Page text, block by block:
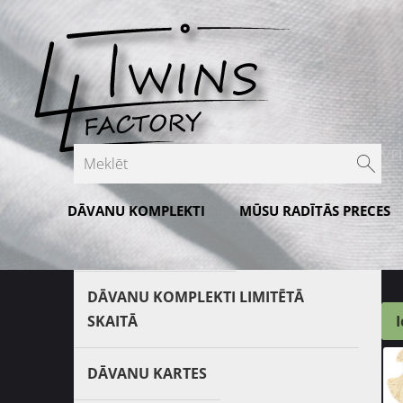
DĀVANU KOMPLEKTI MŪSU RADĪTĀS PRECES
Īpašie piedāvājumi
DĀVANU KOMPLEKTI LIMITĒTĀ
SKAITĀ
DĀVANU KARTES